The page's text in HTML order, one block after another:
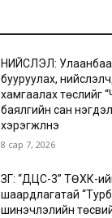
НИЙСЛЭЛ:
бууруулах,
хамгаалах төслийг
баялгийн сан
хэрэгжүүлнэ
8 сар 7, 2026
ЗГ: “ДЦС-3” ТӨХК-
шаардлагатай
шинэчлэлийн